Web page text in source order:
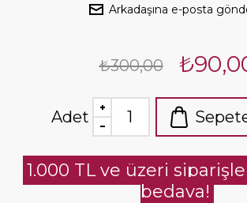
Arkadaşına e-posta
₺300,00
Adet
1.000 TL ve üzeri
bedava!